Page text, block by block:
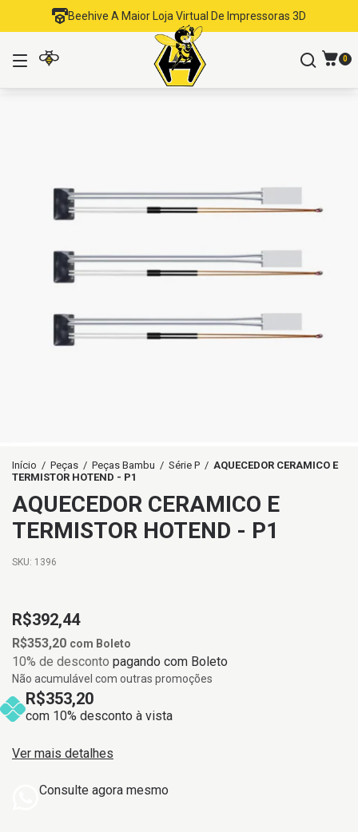
Beehive A Maior Loja Virtual De Impressoras 3D
0
Início / Peças / Peças Bambu / Série P / AQUECEDOR CERAMICO E
TERMISTOR HOTEND - P1
AQUECEDOR CERAMICO E
TERMISTOR HOTEND - P1
SKU: 1396
R$392,44
R$353,20 com Boleto
10% de desconto pagando com Boleto
Não acumulável com outras promoções
R$353,20
com 10% desconto à vista
Ver mais detalhes
Consulte agora mesmo